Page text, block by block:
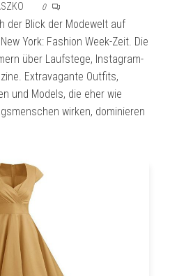
0
der Blick der Modewelt auf
York: Fashion Week-Zeit. Die
über Laufstege, Instagram-
Extravagante Outfits,
und Models, die eher wie
wirken, dominieren